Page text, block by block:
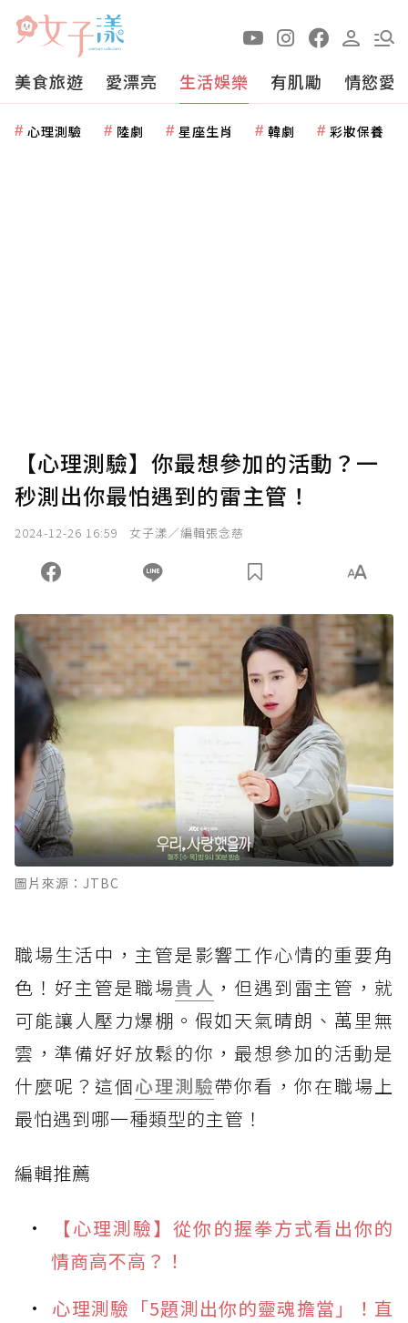
美食旅遊 愛漂亮 生活娛樂 有肌勵 情慾愛
心理測驗 陸劇 星座生肖 韓劇 彩妝保養
【心理測驗】你最想參加的活動？一
秒測出你最怕遇到的雷主管！
2024-12-26 16:59 女子漾／編輯張念慈
圖片來源：JTBC
職場生活中，主管是影響工作心情的重要角
色！好主管是職場貴人 ，但遇到雷主管，就
可能讓人壓力爆棚。假如天氣晴朗、萬里無
雲，準備好好放鬆的你，最想參加的活動是
什麼呢？這個心理測驗帶你看，你在職場上
最怕遇到哪一種類型的主管！
編輯推薦
【心理測驗】從你的握拳方式看出你的
情商高不高？！
心理測驗「5題測出你的靈魂擔當」！直